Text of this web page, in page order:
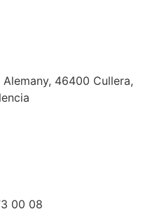
Alemany, 46400 Cullera,
00 08